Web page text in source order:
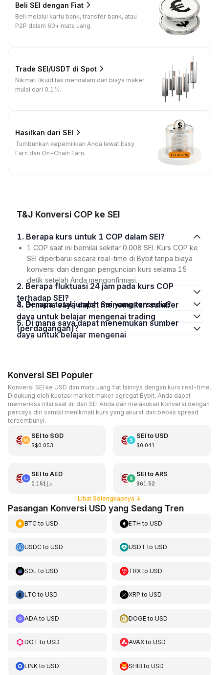
Beli SEI dengan Fiat
Beli melalui kartu bank, transfer bank, atau
P2P dalam 60+ mata uang.
Trade SEI/USDT di Spot
Nikmati likuiditas mendalam dan biaya maker
mulai dari 0,1%.
Hasilkan dari SEI
Tumbuhkan kepemilikan Anda lewat Easy
Earn dan On-Chain Earn.
T&J Konversi COP ke SEI
1. Berapa kurs untuk 1 COP dalam SEI?
1 COP saat ini bernilai sekitar 0.008 SEI. Kurs COP ke
SEI diperbarui secara real-time di Bybit tanpa biaya
konversi dan dengan penguncian kurs selama 15
detik setelah Anda mengonfirmasi.
2. Berapa fluktuasi 24 jam pada kurs COP
terhadap SEI?
3. Berapa total jumlah Sei yang tersedia?
4. Di mana saya dapat menemukan sumber
daya untuk belajar mengenai trading
(perdagangan)?
5. Di mana saya dapat menemukan sumber
daya untuk belajar mengenai
Konversi SEI Populer
Konversi SEI ke USD dan mata uang fiat lainnya dengan kurs real-time.
Didukung oleh kuotasi market maker agregat Bybit, Anda dapat
memeriksa nilai saat ini dari SEI Anda dan melakukan konversi dengan
percaya diri sambil menikmati kurs yang akurat dan bebas spread
tersembunyi.
SEIto SGD
S$0.053
SEIto USD
$0.041
SEIto AED
د.إ0.151
SEIto ARS
$61.52
Lihat Selengkapnya ↓
Pasangan Konversi USD yang Sedang Tren
BTCto USD ETH toUSD
USDCto USD USDT toUSD
SOL to USD TRXtoUSD
LTCto USD XRP toUSD
ADA to USD DOGEtoUSD
DOT to USD AVAXtoUSD
LINKto USD SHIB toUSD